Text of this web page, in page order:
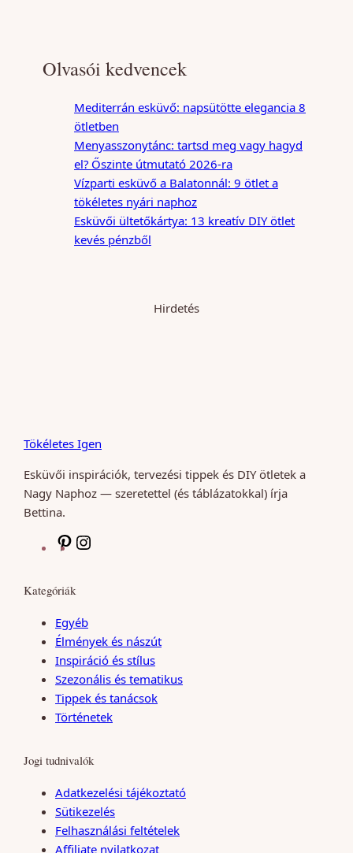
Olvasói kedvencek
Mediterrán esküvő: napsütötte elegancia 8
ötletben
Menyasszonytánc: tartsd meg vagy hagyd
el? Őszinte útmutató 2026-ra
Vízparti esküvő a Balatonnál: 9 ötlet a
tökéletes nyári naphoz
Esküvői ültetőkártya: 13 kreatív DIY ötlet
kevés pénzből
Hirdetés
Tökéletes Igen
Esküvői inspirációk, tervezési tippek és DIY ötletek a
Nagy Naphoz — szeretettel (és táblázatokkal) írja
Bettina.
P
t
e
r
e
s
t
g
r
a
m
Kategóriák
Egyéb
Élmények és nászút
Inspiráció és stílus
Szezonális és tematikus
Tippek és tanácsok
Történetek
Jogi tudnivalók
Adatkezelési tájékoztató
Sütikezelés
Felhasználási feltételek
Affiliate nyilatkozat